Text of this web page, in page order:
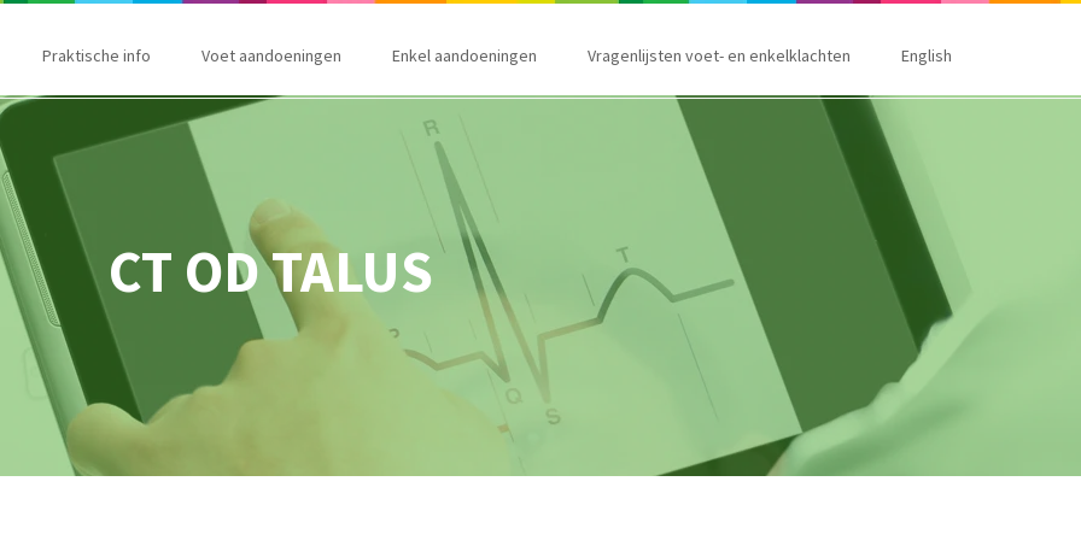
Praktische info Voet aandoeningen Enkel aandoeningen Vragenlijsten voet- en enkelklachten English
CT OD TALUS